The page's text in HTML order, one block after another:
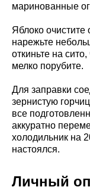
маринованные
Яблоко
нарежьте
откиньте на
мелко порубите.
Для заправки
зернистую
все
аккуратно
холодильник на
настоялся.
Личный